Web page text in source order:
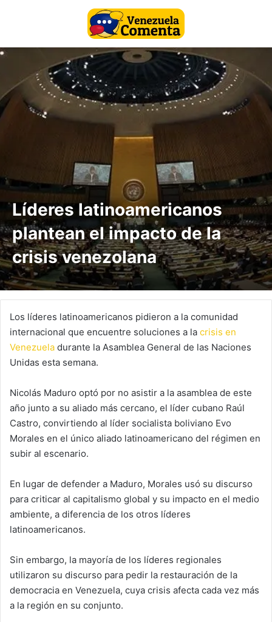
Líderes latinoamericanos
plantean el impacto de la
crisis venezolana
Los líderes latinoamericanos pidieron a la comunidad
internacional que encuentre soluciones a la crisis en
Venezuela durante la Asamblea General de las Naciones
Unidas esta semana.
Nicolás Maduro optó por no asistir a la asamblea de este
año junto a su aliado más cercano, el líder cubano Raúl
Castro, convirtiendo al líder socialista boliviano Evo
Morales en el único aliado latinoamericano del régimen en
subir al escenario.
En lugar de defender a Maduro, Morales usó su discurso
para criticar al capitalismo global y su impacto en el medio
ambiente, a diferencia de los otros líderes
latinoamericanos.
Sin embargo, la mayoría de los líderes regionales
utilizaron su discurso para pedir la restauración de la
democracia en Venezuela, cuya crisis afecta cada vez más
a la región en su conjunto.